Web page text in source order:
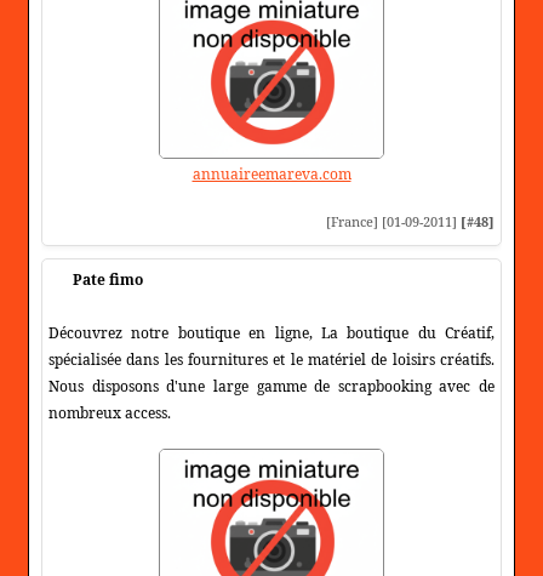
annuaireemareva.com
[France] [01-09-2011] [#48]
Pate fimo
Découvrez notre boutique en ligne, La boutique du Créatif,
spécialisée dans les fournitures et le matériel de loisirs créatifs.
Nous disposons d'une large gamme de scrapbooking avec de
nombreux access.